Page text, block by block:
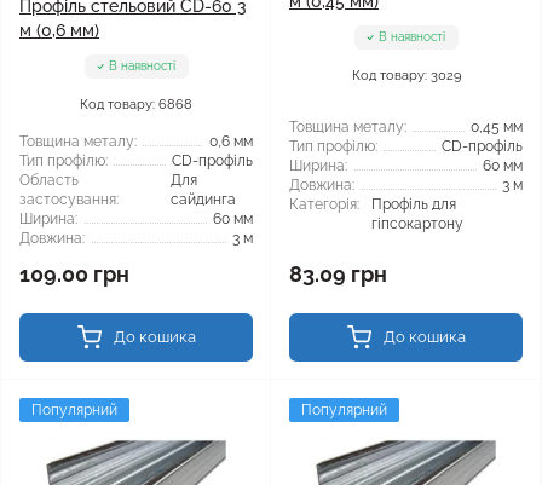
Профіль стельовий CD-60 3
м (0,6 мм)
В наявності
Код товару: 6868
Товщина металу:
0,6 мм
Тип профілю:
CD-профіль
Область
застосування:
Для
сайдинга
Ширина:
60 мм
Довжина:
3 м
109.00 грн
До кошика
В наявності
Код товару: 3029
Товщина металу:
0,45 мм
Тип профілю:
CD-профіль
Ширина:
60 мм
Довжина:
3 м
Категорія:
Профіль для
гіпсокартону
83.09 грн
До кошика
Популярний Популярний